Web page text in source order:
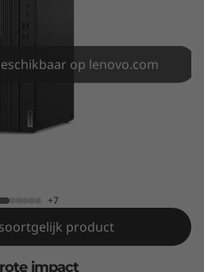
op lenovo.com
+7
product
impact